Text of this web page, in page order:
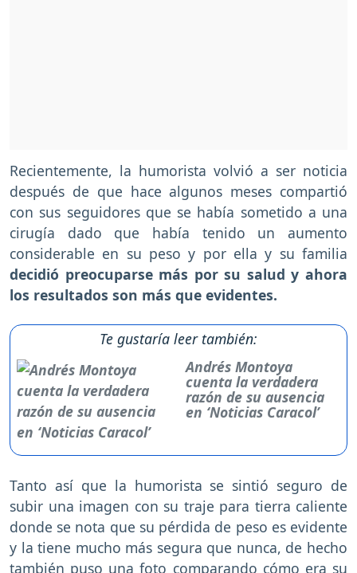
Recientemente, la humorista volvió a ser noticia
después de que hace algunos meses compartió
con sus seguidores que se había sometido a una
cirugía dado que había tenido un aumento
considerable en su peso y por ella y su familia
decidió preocuparse más por su salud y ahora
los resultados son más que evidentes.
Te gustaría leer también:
Andrés Montoya
cuenta la verdadera
razón de su ausencia
en ‘Noticias Caracol’
Tanto así que la humorista se sintió seguro de
subir una imagen con su traje para tierra caliente
donde se nota que su pérdida de peso es evidente
y la tiene mucho más segura que nunca, de hecho
también puso una foto comparando cómo era su